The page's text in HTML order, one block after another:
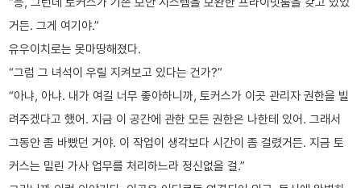
거든. 그게 여기야.”
유우이치로는 못마땅해졌다.
“그럼 그 녀석이 우릴 지켜보고 있다는 건가?”
“아냐, 아냐. 내가 여길 너무 좋아하니까, 토커스가 이곳 관리자 권한을 빌
려주겠다고 했어. 지금 이 공간에 관한 모든 권한은 나한테 있어. 그래서
그동안 좀 바빴던 거야. 이 작업이 생각보다 시간이 좀 걸렸거든. 지금 토
커스는 밀린 가사 업무를 처리하느라 정신없을 걸.”